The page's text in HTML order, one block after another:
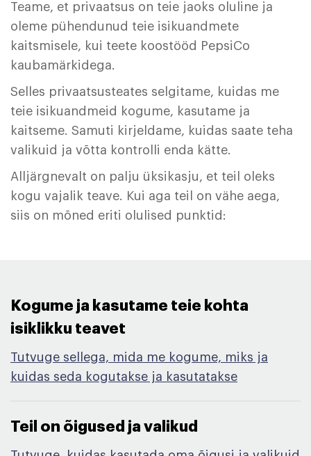
Teame, et privaatsus on teie jaoks oluline ja
oleme pühendunud teie isikuandmete
kaitsmisele, kui teete koostööd PepsiCo
kaubamärkidega.
Selles privaatsusteates selgitame, kuidas me
teie isikuandmeid kogume, kasutame ja
kaitseme. Samuti kirjeldame, kuidas saate teha
valikuid ja võtta kontrolli enda kätte.
Alljärgnevalt on palju üksikasju, et teil oleks
kogu vajalik teave. Kui aga teil on vähe aega,
siis on mõned eriti olulised punktid:
Kogume ja kasutame teie kohta
isiklikku teavet ​
Tutvuge sellega, mida me kogume, miks ja
kuidas seda kogutakse ja kasutatakse
Teil on õigused ja valikud​